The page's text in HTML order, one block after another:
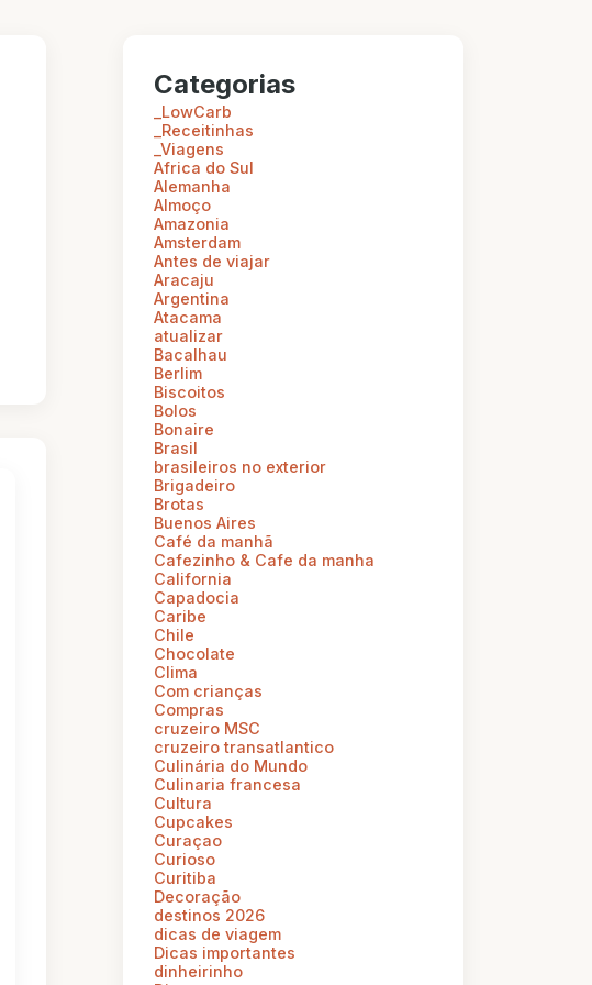
Categorias
_LowCarb
_Receitinhas
_Viagens
Africa do Sul
Alemanha
Almoço
Amazonia
Amsterdam
Antes de viajar
Aracaju
Argentina
Atacama
atualizar
Bacalhau
Berlim
Biscoitos
Bolos
Bonaire
Brasil
brasileiros no exterior
Brigadeiro
Brotas
Buenos Aires
Café da manhã
Cafezinho & Cafe da manha
California
Capadocia
Caribe
Chile
Chocolate
Clima
Com crianças
Compras
cruzeiro MSC
cruzeiro transatlantico
Culinária do Mundo
Culinaria francesa
Cultura
Cupcakes
Curaçao
Curioso
Curitiba
Decoração
destinos 2026
dicas de viagem
Dicas importantes
dinheirinho